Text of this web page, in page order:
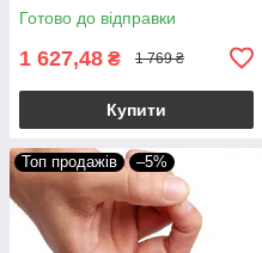
Готово до відправки
1 627,48 ₴ 1 769 ₴
Купити
Топ продажів –5%